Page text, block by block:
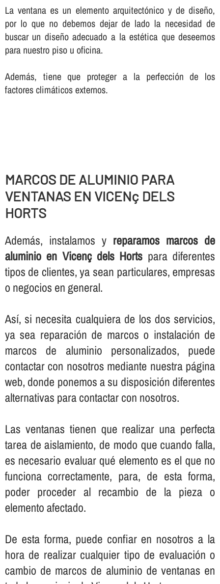
La ventana es un elemento arquitectónico y de diseño,
por lo que no debemos dejar de lado la necesidad de
buscar un diseño adecuado a la estética que deseemos
para nuestro piso u oficina.
Además, tiene que proteger a la perfección de los
factores climáticos externos.
MARCOS DE ALUMINIO PARA
VENTANAS EN VICENç DELS
HORTS
Además, instalamos y reparamos marcos de
aluminio en Vicenç dels Horts para diferentes
tipos de clientes, ya sean particulares, empresas
o negocios en general.
Así­, si necesita cualquiera de los dos servicios,
ya sea reparación de marcos o instalación de
marcos de aluminio personalizados, puede
contactar con nosotros mediante nuestra página
web, donde ponemos a su disposición diferentes
alternativas para contactar con nosotros.
Las ventanas tienen que realizar una perfecta
tarea de aislamiento, de modo que cuando falla,
es necesario evaluar qué elemento es el que no
funciona correctamente, para, de esta forma,
poder proceder al recambio de la pieza o
elemento afectado.
De esta forma, puede confiar en nosotros a la
hora de realizar cualquier tipo de evaluación o
cambio de marcos de aluminio de ventanas en